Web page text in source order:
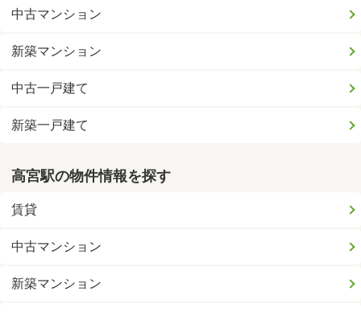
中古マンション
新築マンション
中古一戸建て
新築一戸建て
高宮駅の物件情報を探す
賃貸
中古マンション
新築マンション